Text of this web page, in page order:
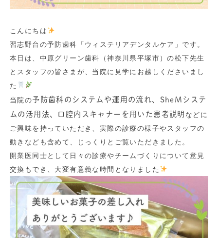
こんにちは
習志野台の予防歯科「ウィステリアデンタルケア」です。
本日は、中原グリーン歯科（神奈川県平塚市）の松下先生
とスタッフの皆さまが、当院に見学にお越しくださいまし
た
当院の予防歯科のシステムや運用の流れ、SheMシステ
ムの活用法、口腔内スキャナーを用いた患者説明 などに
ご興味を持っていただき、実際の診療の様子やスタッフの
動きなども含めて、じっくりとご覧いただきました。
開業医同士として日々の診療やチームづくりについて意見
交換もでき、大変有意義な時間となりました